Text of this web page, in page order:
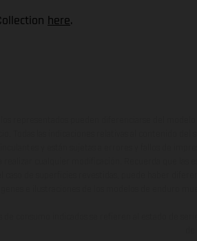
here.